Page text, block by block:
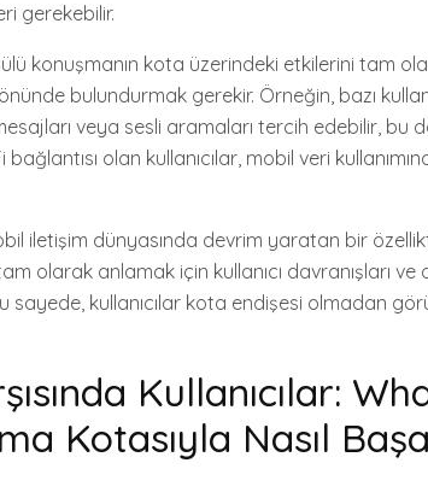
gerekebilir.
konuşmanın kota üzerindeki etkilerini tam
bulundurmak gerekir. Örneğin, bazı
veya sesli aramaları tercih edebilir, bu
bağlantısı olan kullanıcılar, mobil veri
iletişim dünyasında devrim yaratan bir
olarak anlamak için kullanıcı davranışları
sayede, kullanıcılar kota endişesi olmadan
Kullanıcılar:
Kotasıyla Nasıl Başa